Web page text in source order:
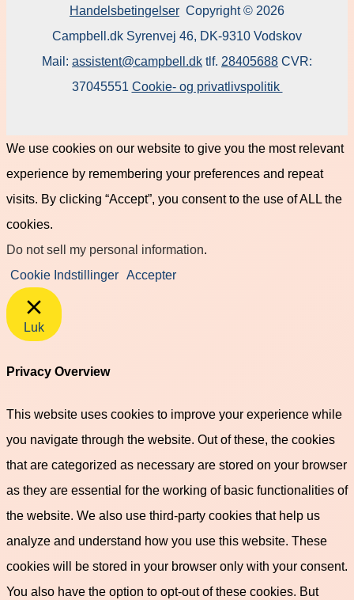
Handelsbetingelser Copyright © 2026
Campbell.dk Syrenvej 46, DK-9310 Vodskov
Mail: assistent@campbell.dk tlf. 28405688 CVR:
37045551 Cookie- og privatlivspolitik
We use cookies on our website to give you the most relevant
experience by remembering your preferences and repeat
visits. By clicking “Accept”, you consent to the use of ALL the
cookies.
Do not sell my personal information.
Cookie Indstillinger Accepter
Luk
Privacy Overview
This website uses cookies to improve your experience while
you navigate through the website. Out of these, the cookies
that are categorized as necessary are stored on your browser
as they are essential for the working of basic functionalities of
the website. We also use third-party cookies that help us
analyze and understand how you use this website. These
cookies will be stored in your browser only with your consent.
You also have the option to opt-out of these cookies. But